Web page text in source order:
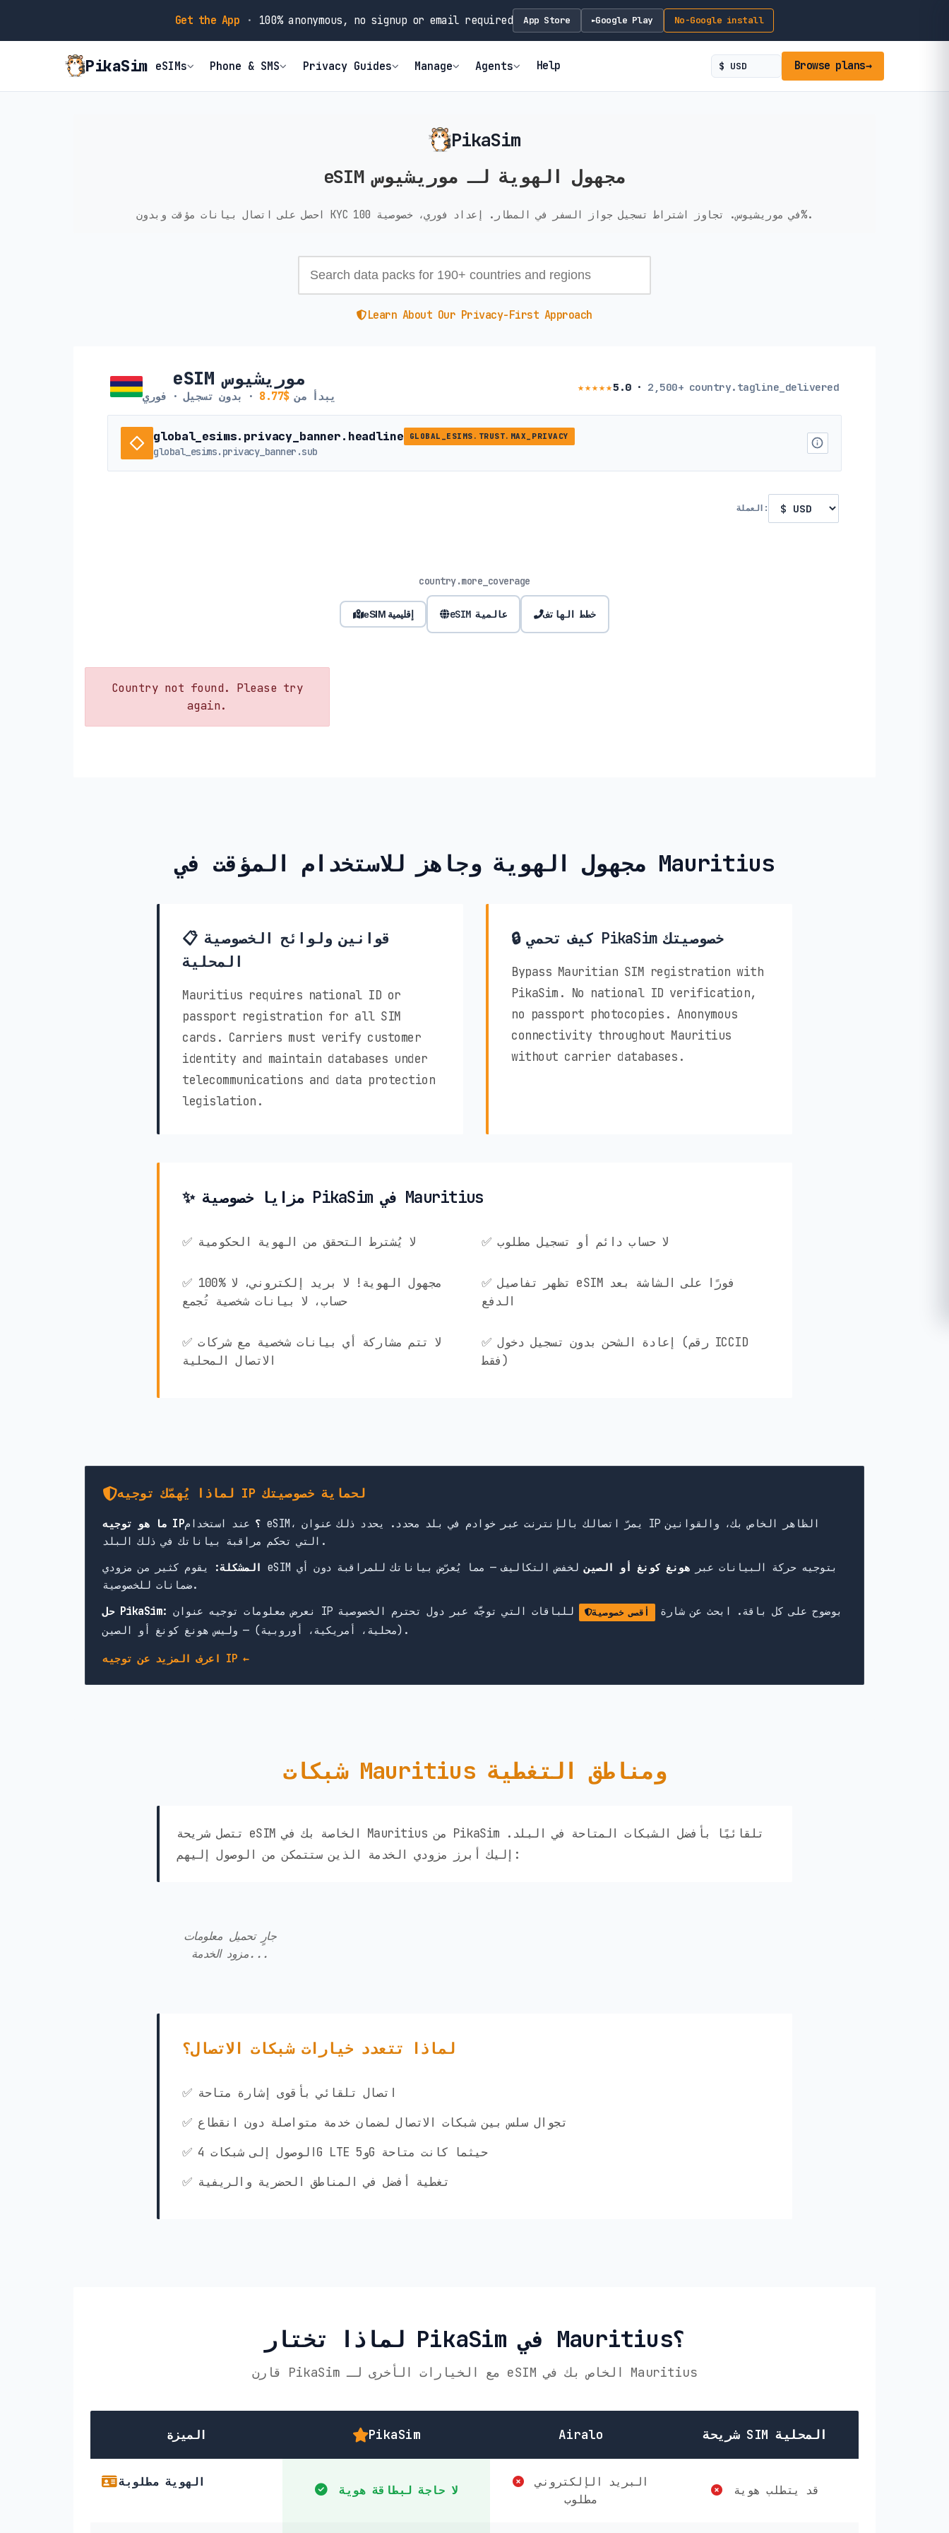
Get the App · 100% anonymous, no signup or email required App Store ►Google Play No-Google install
PikaSim eSIMs Phone & SMS Privacy Guides Manage Agents Help Browse plans→
PikaSim
eSIM مجهول الهوية لـ موريشيوس
احصل على اتصال بيانات مؤقت وبدون KYC في موريشيوس. تجاوز اشتراط تسجيل جواز السفر في المطار. إعداد فوري، خصوصية 100%.
Learn About Our Privacy-First Approach
eSIM موريشيوس
يبدأ من$8.77 · بدون تسجيل · فوري
★★★★★5.0· 2,500+ country.tagline_delivered
global_esims.privacy_banner.headline GLOBAL_ESIMS.TRUST.MAX_PRIVACY
global_esims.privacy_banner.sub
العملة:
country.more_coverage
eSIM إقليمية eSIM عالمية خطط الهاتف
Country not found. Please try
again.
مجهول الهوية وجاهز للاستخدام المؤقت في Mauritius
📋 قوانين ولوائح الخصوصية
المحلية
Mauritius requires national ID or
passport registration for all SIM
cards. Carriers must verify customer
identity and maintain databases under
telecommunications and data protection
legislation.
🔒 كيف تحمي PikaSim خصوصيتك
Bypass Mauritian SIM registration with
PikaSim. No national ID verification,
no passport photocopies. Anonymous
connectivity throughout Mauritius
without carrier databases.
✨ مزايا خصوصية PikaSim في Mauritius
✅ لا يُشترط التحقق من الهوية الحكومية ✅ لا حساب دائم أو تسجيل مطلوب
✅ 100% مجهول الهوية! لا بريد إلكتروني، لا
حساب، لا بيانات شخصية تُجمع
✅ تظهر تفاصيل eSIM فورًا على الشاشة بعد
الدفع
✅ لا تتم مشاركة أي بيانات شخصية مع شركات
الاتصال المحلية
✅ إعادة الشحن بدون تسجيل دخول (رقم ICCID
فقط)
لماذا يُهمّك توجيه IP لحماية خصوصيتك
ما هو توجيه IP؟ عند استخدام eSIM، يمرّ اتصالك بالإنترنت عبر خوادم في بلد محدد. يحدد ذلك عنوان IP الظاهر الخاص بك، والقوانين
التي تحكم مراقبة بياناتك في ذلك البلد.
المشكلة:
يقوم كثير من مزودي eSIM بتوجيه حركة البيانات عبر هونغ كونغ أو الصينلخفض التكاليف — مما يُعرّض بياناتك للمراقبة دون أي
ضمانات للخصوصية.
حل PikaSim:
نعرض معلومات توجيه عنوان IP بوضوح على كل باقة. ابحث عن شارة أقصى خصوصية
للباقات التي توجَّه عبر دول تحترم الخصوصية
(محلية، أمريكية، أوروبية) — وليس هونغ كونغ أو الصين.
اعرف المزيد عن توجيه IP ←
شبكات Mauritius ومناطق التغطية
تتصل شريحة eSIM الخاصة بك في Mauritius من PikaSim تلقائيًا بأفضل الشبكات المتاحة في البلد.
إليك أبرز مزودي الخدمة الذين ستتمكن من الوصول إليهم:
جارٍ تحميل معلومات
مزود الخدمة...
لماذا تتعدد خيارات شبكات الاتصال؟
✅ اتصال تلقائي بأقوى إشارة متاحة
✅ تجوال سلس بين شبكات الاتصال لضمان خدمة متواصلة دون انقطاع
✅ الوصول إلى شبكات 4G LTE و5G حيثما كانت متاحة
✅ تغطية أفضل في المناطق الحضرية والريفية
لماذا تختار PikaSim في Mauritius؟
قارن PikaSim مع الخيارات الأخرى لـ eSIM الخاص بك في Mauritius
الميزة PikaSim Airalo شريحة SIM المحلية
الهوية مطلوبة
لا حاجة لبطاقة هوية
البريد الإلكتروني
مطلوب
قد يتطلب هوية